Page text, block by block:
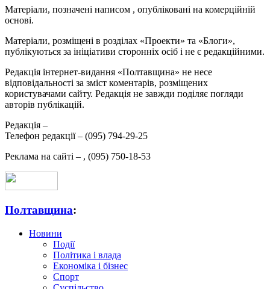
Матеріали, позначені написом , опубліковані на комерційній
основі.
Матеріали, розміщені в розділах «Проекти» та «Блоги»,
публікуються за ініціативи сторонніх осіб і не є редакційними.
Редакція інтернет-видання «Полтавщина» не несе
відповідальності за зміст коментарів, розміщених
користувачами сайту. Редакція не завжди поділяє погляди
авторів публікацій.
Редакція –
Телефон редакції – (095) 794-29-25
Реклама на сайті – , (095) 750-18-53
Полтавщина:
Новини
Події
Політика і влада
Економіка і бізнес
Спорт